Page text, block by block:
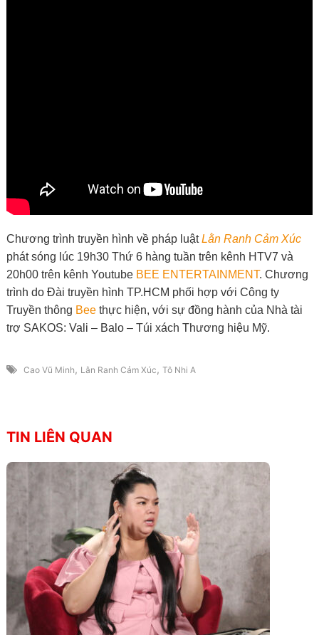
Chương trình truyền hình về pháp luậtLằn Ranh Cảm Xúc
phát sóng lúc 19h30 Thứ 6 hàng tuần trên kênh HTV7 và
20h00 trên kênh Youtube BEE ENTERTAINMENT. Chương
trình do Đài truyền hình TP.HCM phối hợp với Công ty
Truyền thông Beethực hiện, với sự đồng hành của Nhà tài
trợ SAKOS: Vali – Balo – Túi xách Thương hiệu Mỹ.
Cao Vũ Minh , Lằn Ranh Cảm Xúc , Tô Nhi A
TIN LIÊN QUAN